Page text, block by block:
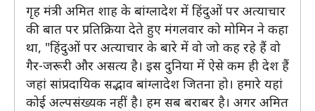
गृह मंत्री अमित शाह के बांग्लादेश में हिंदुओं पर अत्याचार
की बात पर प्रतिक्रिया देते हुए मंगलवार को मोमिन ने कहा
था, "हिंदुओं पर अत्याचार के बारे में वो जो कह रहे हैं वो
गैर-जरूरी और असत्य है। इस दुनिया में ऐसे कम ही देश हैं
जहां सांप्रदायिक सद्भाव बांग्लादेश जितना हो। हमारे यहां
कोई अल्पसंख्यक नहीं है। हम सब बराबर है। अगर अमित